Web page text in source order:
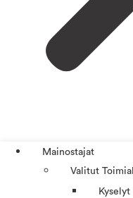
Mainostajat
Valitut
Kyselyt